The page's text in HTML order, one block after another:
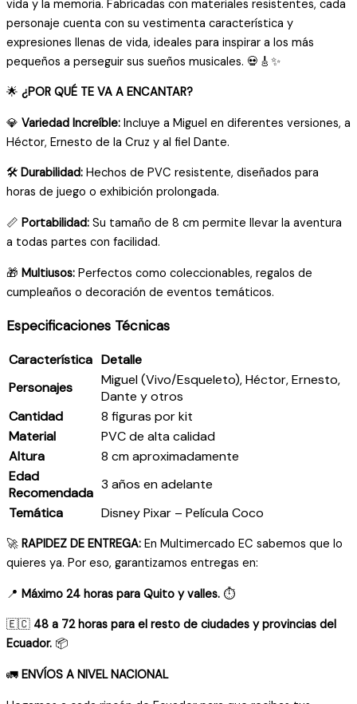
vida y la memoria. Fabricadas con materiales resistentes, cada
personaje cuenta con su vestimenta característica y
expresiones llenas de vida, ideales para inspirar a los más
pequeños a perseguir sus sueños musicales. 💀🎸✨
🌟 ¿POR QUÉ TE VA A ENCANTAR?
💎 Variedad Increíble: Incluye a Miguel en diferentes versiones, a
Héctor, Ernesto de la Cruz y al fiel Dante.
🛠️ Durabilidad: Hechos de PVC resistente, diseñados para
horas de juego o exhibición prolongada.
📏 Portabilidad: Su tamaño de 8 cm permite llevar la aventura
a todas partes con facilidad.
🎁 Multiusos: Perfectos como coleccionables, regalos de
cumpleaños o decoración de eventos temáticos.
Especificaciones Técnicas
Característica Detalle
Personajes
Miguel (Vivo/Esqueleto), Héctor, Ernesto,
Dante y otros
Cantidad
8 figuras por kit
Material
PVC de alta calidad
Altura
8 cm aproximadamente
Edad
Recomendada
3 años en adelante
Temática
Disney Pixar – Película Coco
🚀 RAPIDEZ DE ENTREGA: En Multimercado EC sabemos que lo
quieres ya. Por eso, garantizamos entregas en:
📍 Máximo 24 horas para Quito y valles. ⏱️
🇪🇨 48 a 72 horas para el resto de ciudades y provincias del
Ecuador. 📦
🚛 ENVÍOS A NIVEL NACIONAL